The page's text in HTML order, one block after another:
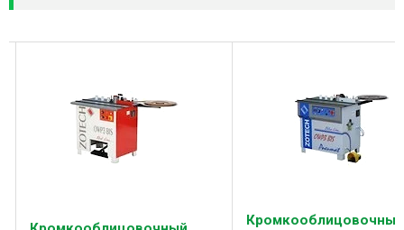
Кромкооблицовочный